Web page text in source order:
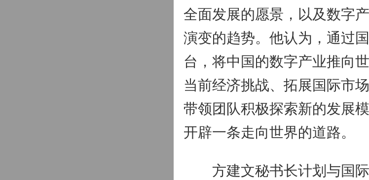
全面发展的愿景，以及数字
演变的趋势。他认为，通过
台，将中国的数字产业推向
当前经济挑战、拓展国际市
带领团队积极探索新的发展
开辟一条走向世界的道路。
方建文秘书长计划与国际